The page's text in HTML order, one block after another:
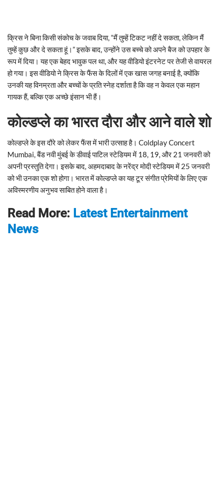
क्रिस ने बिना किसी संकोच के जवाब दिया, “मैं तुम्हें टिकट नहीं दे सकता, लेकिन मैं
तुम्हें कुछ और दे सकता हूं।” इसके बाद, उन्होंने उस बच्चे को अपने बैज को उपहार के
रूप में दिया। यह एक बेहद भावुक पल था, और यह वीडियो इंटरनेट पर तेजी से वायरल
हो गया। इस वीडियो ने क्रिस के फैंस के दिलों में एक खास जगह बनाई है, क्योंकि
उनकी यह विनम्रता और बच्चों के प्रति स्नेह दर्शाता है कि वह न केवल एक महान
गायक हैं, बल्कि एक अच्छे इंसान भी हैं।
कोल्डप्ले का भारत दौरा और आने वाले शो
कोल्डप्ले के इस दौरे को लेकर फैंस में भारी उत्साह है। Coldplay Concert
Mumbai, बैंड नवी मुंबई के डीवाई पाटिल स्टेडियम में 18, 19, और 21 जनवरी को
अपनी प्रस्तुति देगा। इसके बाद, अहमदाबाद के नरेंद्र मोदी स्टेडियम में 25 जनवरी
को भी उनका एक शो होगा। भारत में कोल्डप्ले का यह टूर संगीत प्रेमियों के लिए एक
अविस्मरणीय अनुभव साबित होने वाला है।
Read More: Latest Entertainment
News